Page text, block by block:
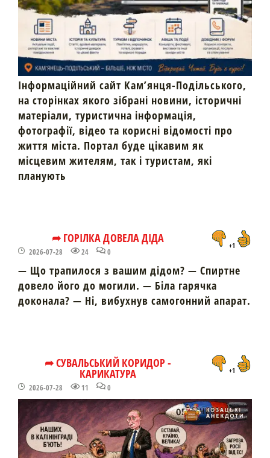
Інформаційний сайт Кам’янця-Подільського,
на сторінках якого зібрані новини, історичні
матеріали, туристична інформація,
фотографії, відео та корисні відомості про
життя міста. Портал буде цікавим як
місцевим жителям, так і туристам, які
планують
➦ ГОРІЛКА ДОВЕЛА ДІДА
2026-07-28 24 0
+1
— Що трапилося з вашим дідом? — Спиртне
довело його до могили. — Біла гарячка
доконала? — Ні, вибухнув самогонний апарат.
➦ СУВАЛЬСЬКИЙ КОРИДОР -
КАРИКАТУРА
2026-07-28 11 0
+1